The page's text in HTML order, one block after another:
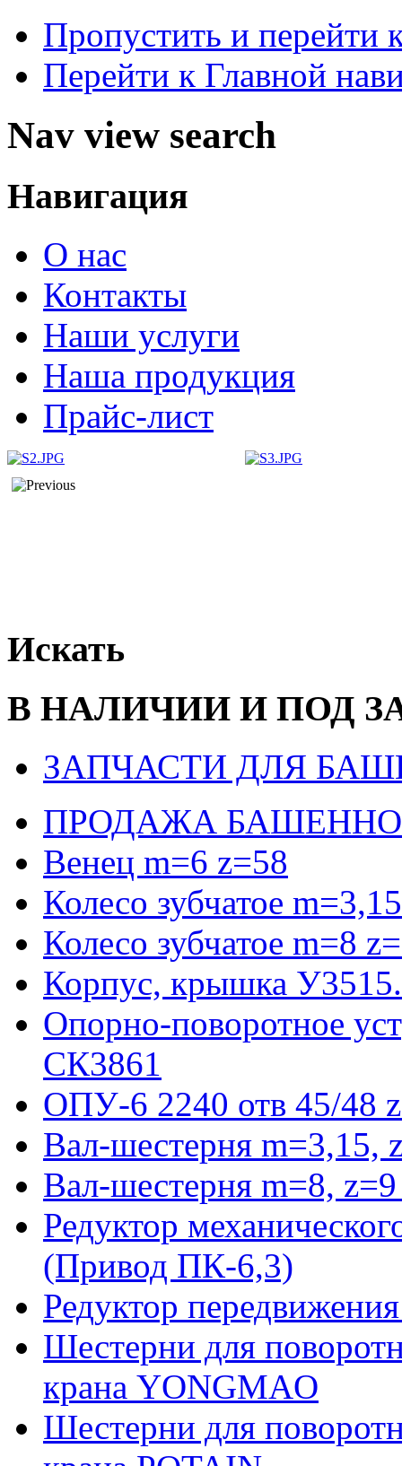
Пропустить и перейти
Перейти к Главной
Nav view search
Навигация
О нас
Контакты
Наши услуги
Наша продукция
Прайс-лист
Искать
В НАЛИЧИИ И ПОД
ЗАПЧАСТИ ДЛЯ
ПРОДАЖА
Венец m=6 z=58
Колесо зубчатое
Колесо зубчатое m=8
Корпус, крышка
Опорно-поворотное
СК3861
ОПУ-6 2240 отв 45/48
Вал-шестерня m=3,15,
Вал-шестерня m=8,
Редуктор
(Привод ПК-6,3)
Редуктор
Шестерни для
крана YONGMAO
Шестерни для